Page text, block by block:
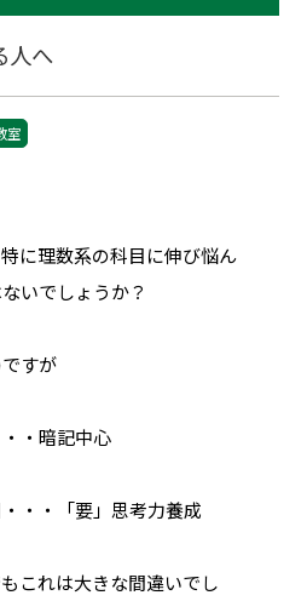
人へ
室
に理数系の科目に伸び悩ん
いでしょうか？
すが
・暗記中心
・・「要」思考力養成
これは大きな間違いでし